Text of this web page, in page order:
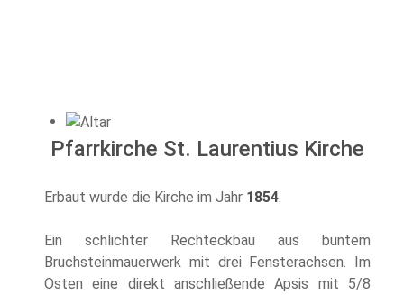
Pfarrkirche St. Laurentius Kirche
Erbaut wurde die Kirche im Jahr 1854.
Ein schlichter Rechteckbau aus buntem
Bruchsteinmauerwerk mit drei Fensterachsen. Im
Osten eine direkt anschließende Apsis mit 5/8